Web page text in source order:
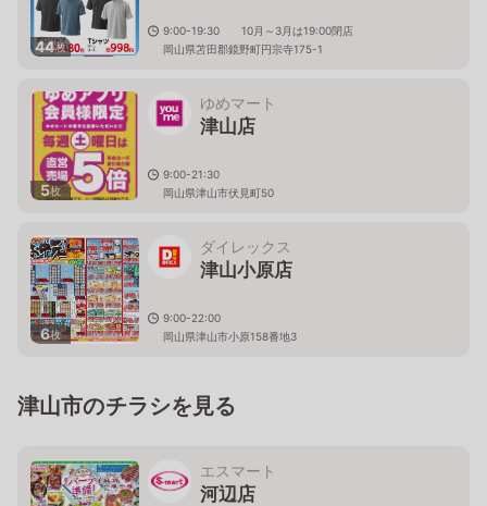
44枚
9:00-19:30 10月～3月は19:00閉店
岡山県苫田郡鏡野町円宗寺175-1
5枚
ゆめマート
津山店
9:00-21:30
岡山県津山市伏見町50
6枚
ダイレックス
津山小原店
9:00-22:00
岡山県津山市小原158番地3
津山市のチラシを見る
エスマート
河辺店